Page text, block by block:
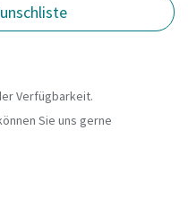
Verfügbarkeit.
Sie uns gerne